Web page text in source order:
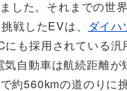
した。それまでの世
戦したEVは、
ダイハ
にも採用されている
自動車は航続距離
約560kmの道のりに